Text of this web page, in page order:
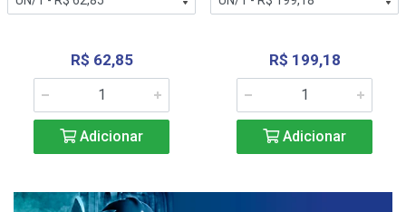
R$ 62,85
Adicionar
R$ 199,18
Adicionar